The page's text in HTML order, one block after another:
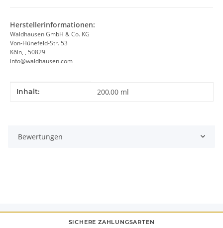
Herstellerinformationen:
Waldhausen GmbH & Co. KG
Von-Hünefeld-Str. 53
Köln, , 50829
info@waldhausen.com
Produkteigenschaft
Wert
Inhalt: 200,00 ml
Bewertungen
SICHERE ZAHLUNGSARTEN